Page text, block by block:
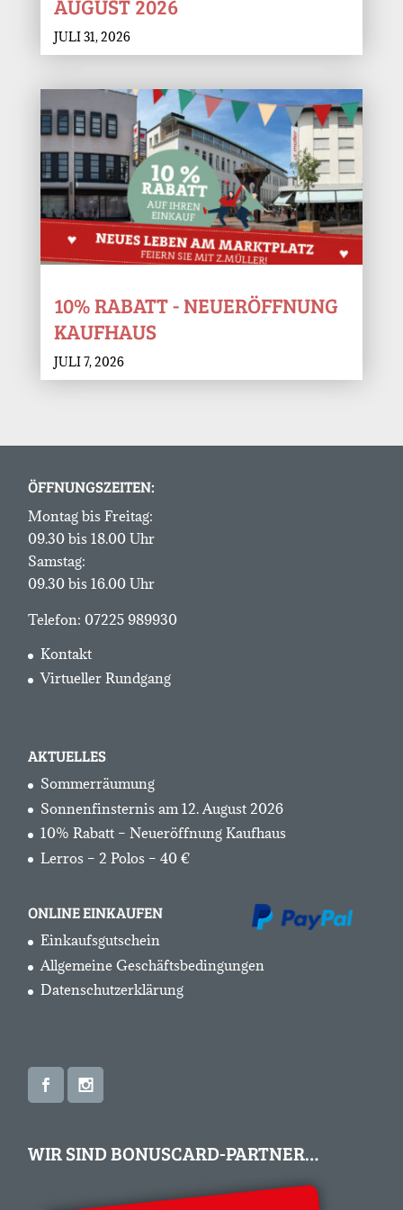
AUGUST 2026
JULI 31, 2026
10% RABATT - NEUERÖFFNUNG
KAUFHAUS
JULI 7, 2026
ÖFFNUNGSZEITEN:
Montag bis Freitag:
09.30 bis 18.00 Uhr
Samstag:
09.30 bis 16.00 Uhr
Telefon: 07225 989930
Kontakt
Virtueller Rundgang
AKTUELLES
Sommerräumung
Sonnenfinsternis am 12. August 2026
10% Rabatt – Neueröffnung Kaufhaus
Lerros – 2 Polos – 40 €
ONLINE EINKAUFEN
Einkaufsgutschein
Allgemeine Geschäftsbedingungen
Datenschutzerklärung
WIR SIND BONUSCARD-PARTNER…